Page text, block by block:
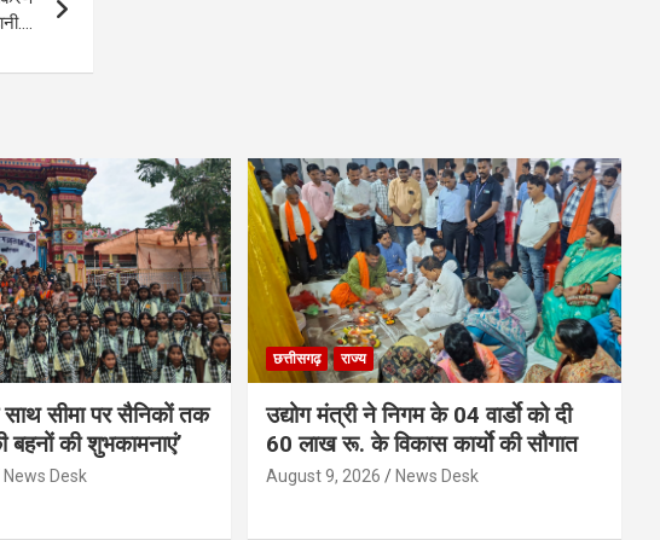
साथ सीमा पर सैनिकों तक
बहनों की शुभकामनाएं’
News Desk
छत्तीसगढ़ राज्य
उद्योग मंत्री ने निगम के 04 वार्डाे को दी
60 लाख रू. के विकास कार्याे की सौगात
August 9, 2026 News Desk